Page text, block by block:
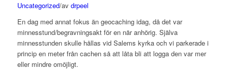
Uncategorized/av drpeel
En dag med annat fokus än geocaching idag, då det var
minnesstund/begravningsakt för en när anhörig. Själva
minnesstunden skulle hållas vid Salems kyrka och vi parkerade i
princip en meter från cachen så att låta bli att logga den var mer
eller mindre omöjligt.